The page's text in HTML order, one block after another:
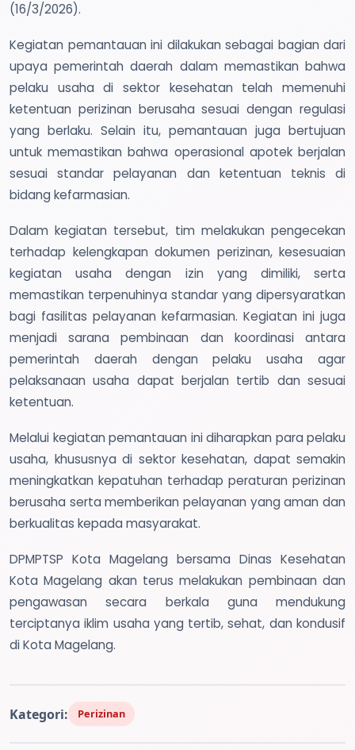
(16/3/2026).
Kegiatan pemantauan ini dilakukan sebagai bagian dari
upaya pemerintah daerah dalam memastikan bahwa
pelaku usaha di sektor kesehatan telah memenuhi
ketentuan perizinan berusaha sesuai dengan regulasi
yang berlaku. Selain itu, pemantauan juga bertujuan
untuk memastikan bahwa operasional apotek berjalan
sesuai standar pelayanan dan ketentuan teknis di
bidang kefarmasian.
Dalam kegiatan tersebut, tim melakukan pengecekan
terhadap kelengkapan dokumen perizinan, kesesuaian
kegiatan usaha dengan izin yang dimiliki, serta
memastikan terpenuhinya standar yang dipersyaratkan
bagi fasilitas pelayanan kefarmasian. Kegiatan ini juga
menjadi sarana pembinaan dan koordinasi antara
pemerintah daerah dengan pelaku usaha agar
pelaksanaan usaha dapat berjalan tertib dan sesuai
ketentuan.
Melalui kegiatan pemantauan ini diharapkan para pelaku
usaha, khususnya di sektor kesehatan, dapat semakin
meningkatkan kepatuhan terhadap peraturan perizinan
berusaha serta memberikan pelayanan yang aman dan
berkualitas kepada masyarakat.
DPMPTSP Kota Magelang bersama Dinas Kesehatan
Kota Magelang akan terus melakukan pembinaan dan
pengawasan secara berkala guna mendukung
terciptanya iklim usaha yang tertib, sehat, dan kondusif
di Kota Magelang.
Kategori: Perizinan